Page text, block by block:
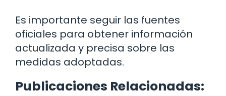
Es importante seguir las fuentes
oficiales para obtener información
actualizada y precisa sobre las
medidas adoptadas.
Publicaciones Relacionadas: